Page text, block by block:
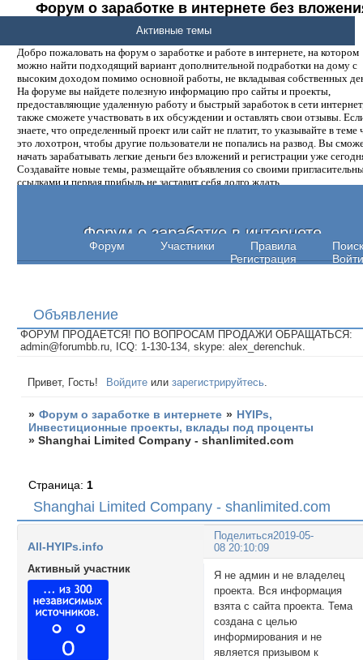
Форум о заработке в интернете без
денег.
Добро пожаловать на форум о заработке и работе в интернете, на котором
можно найти подходящий вариант дополнительной подработки на дому с
высоким доходом помимо основной работы, не вкладывая собственных
На форуме вы найдете полезную информацию про сайты и проекты,
предоставляющие удаленную работу и быстрый заработок в сети
также сможете участвовать в их обсуждении и оставлять свои отзывы.
знаете, что определенный проект или сайт не платит, то указывайте в теме
это лохотрон, чтобы другие пользователи не попались на развод. Вы
начать зарабатывать легкие деньги без вложений и регистрации уже
Создавайте новые темы, размещайте объявления со своими
ссылками и первая прибыль не заставит себя долго ждать.
Форум о заработке в интернете
Форум Участники Правила
Поиск
Регистрация
Войти
Активные темы
Объявление
ФОРУМ ПРОДАЕТСЯ! ПО ВОПРОСАМ ПРОДАЖИ ОБРАЩАТЬСЯ:
admin@forumbb.ru, ICQ: 1-130-134, skype: alex_derenchuk.
Привет, Гость! Войдите илизарегистрируйтесь
» Форум о заработке в интернете » HYIPs,
Инвестиционные проекты, вклады под проценты
»Shanghai Limited Company - shanlimited.com
Shanghai Limited Company - shanlimited.com
Страница: 1
Поделиться2019-05-
08 20:10:09
All-HYIPs.info
Активный участник
Я не админ и не владелец
проекта. Вся информация
взята с сайта проекта. Тема
создана с целью
информирования и не
является призывом к